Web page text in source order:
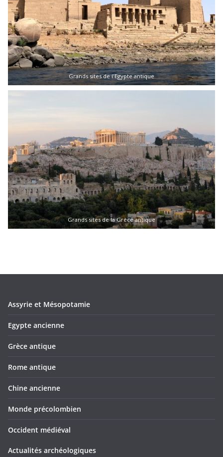
Grands sites de l'Egypte antique
Grands sites de la Grèce antique
Assyrie et Mésopotamie
Egypte ancienne
Grèce antique
Rome antique
Chine ancienne
Monde précolombien
Occident médiéval
Actualités archéologiques